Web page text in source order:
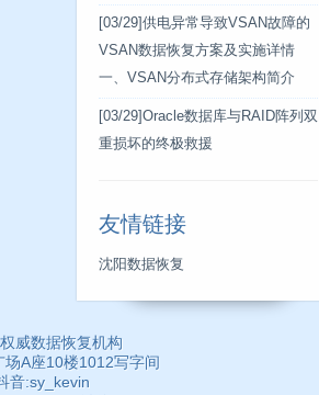
[03/29] 供电异常导致VSAN故障的
VSAN数据恢复方案及实施详情
一、VSAN分布式存储架构简介
[03/29] Oracle数据库与RAID阵列双
重损坏的终极救援
友情链接
沈阳数据恢复
威数据恢复机构
A座10楼1012写字间
音:sy_kevin